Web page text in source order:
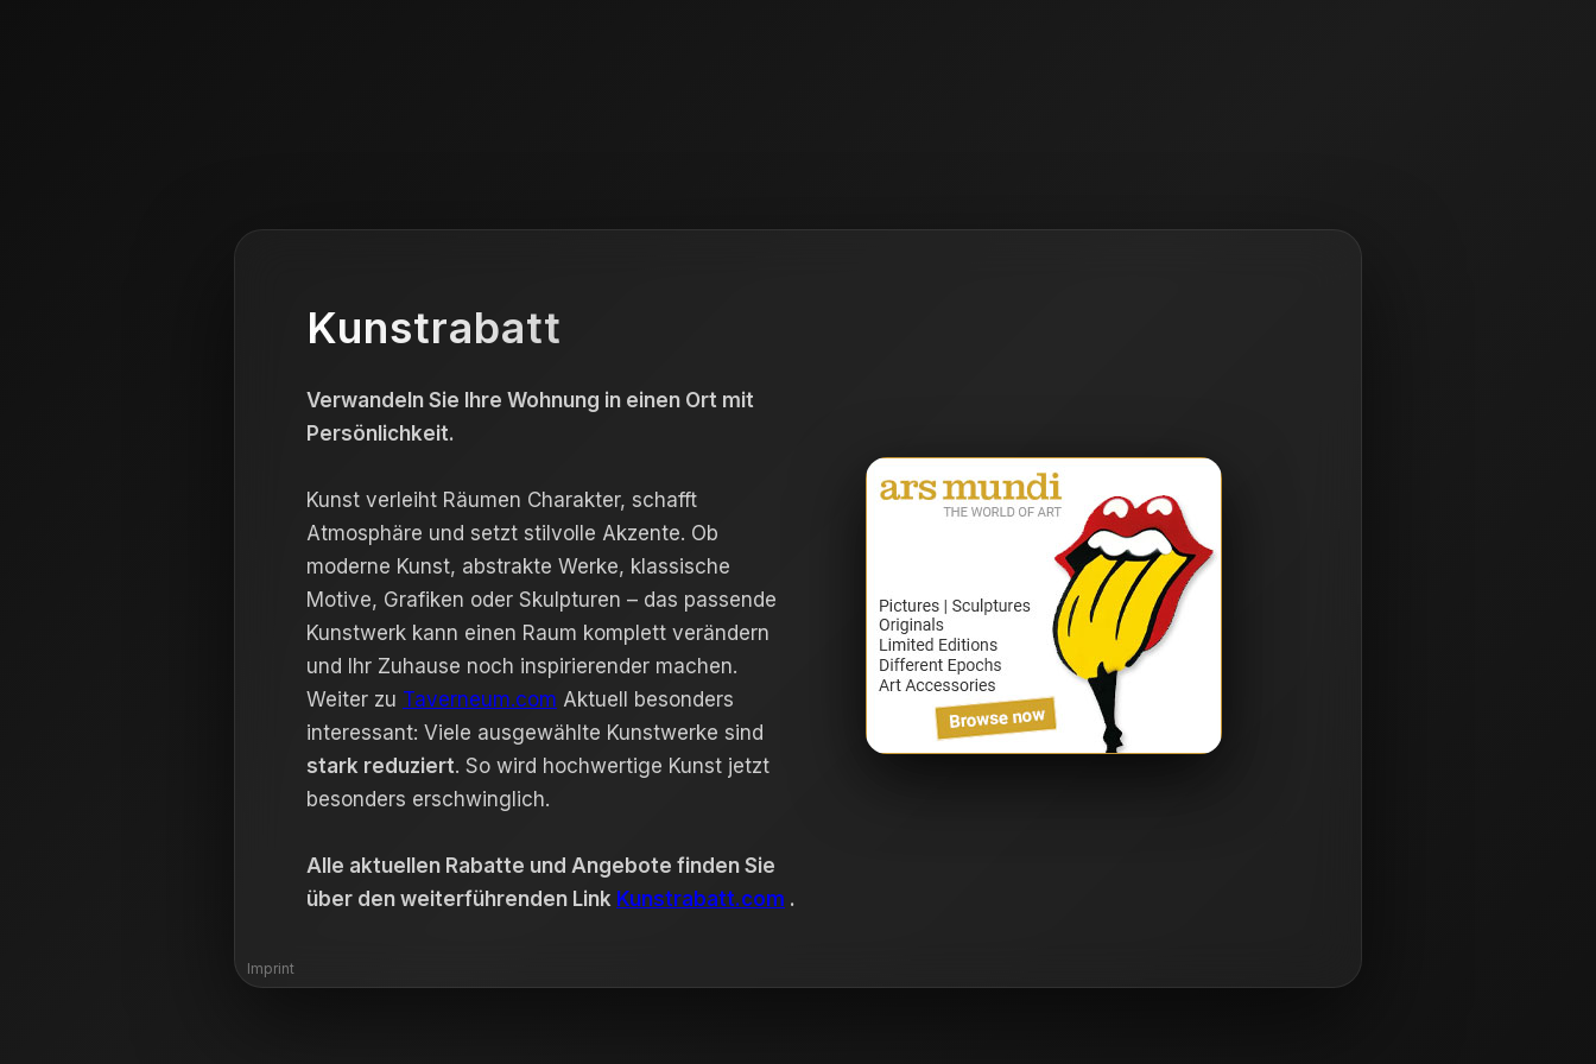
Kunstrabatt
Verwandeln Sie Ihre Wohnung in einen Ort mit
Persönlichkeit.
Kunst verleiht Räumen Charakter, schafft
Atmosphäre und setzt stilvolle Akzente. Ob
moderne Kunst, abstrakte Werke, klassische
Motive, Grafiken oder Skulpturen – das passende
Kunstwerk kann einen Raum komplett verändern
und Ihr Zuhause noch inspirierender machen.
Weiter zu Taverneum.com Aktuell besonders
interessant: Viele ausgewählte Kunstwerke sind
stark reduziert. So wird hochwertige Kunst jetzt
besonders erschwinglich.
Alle aktuellen Rabatte und Angebote finden Sie
über den weiterführenden Link Kunstrabatt.com .
Imprint